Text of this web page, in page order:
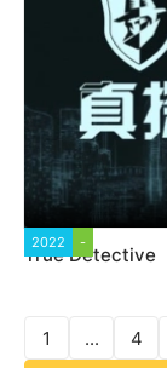
2022 -
True Detective
1 ... 4